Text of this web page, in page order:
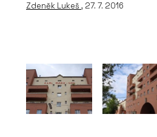
Zdeněk Lukeš , 27. 7. 2016